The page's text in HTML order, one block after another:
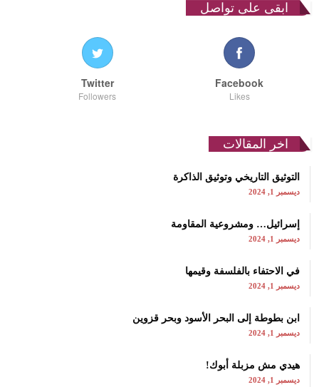
ابقى على تواصل
Facebook
Likes
Twitter
Followers
اخر المقالات
التوثيق التاريخي وتوثيق الذاكرة
ديسمبر 1, 2024
إسرائيل… ومشروعية المقاومة
ديسمبر 1, 2024
في الاحتفاء بالفلسفة وقيمها
ديسمبر 1, 2024
ابن بطوطة إلى البحر الأسود وبحر قزوين
ديسمبر 1, 2024
هيدي مش مزبلة أبوك!
ديسمبر 1, 2024